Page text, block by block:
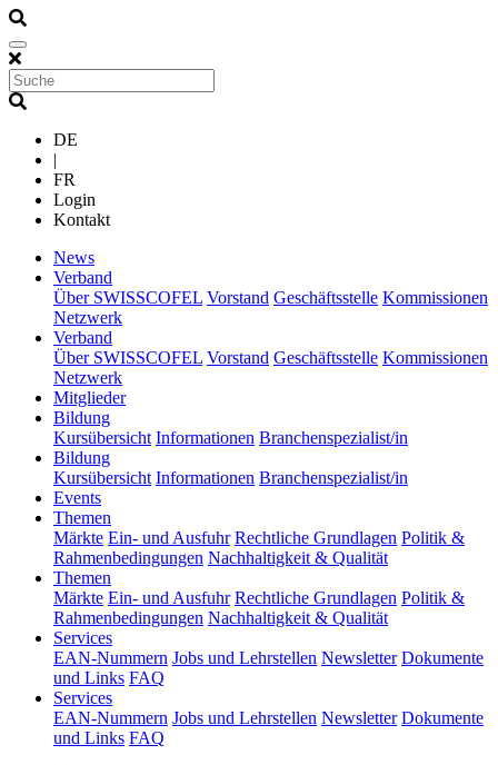
DE
|
FR
Login
Kontakt
News(current)
Verband
Über SWISSCOFEL Vorstand Geschäftsstelle Kommissionen
Netzwerk
Verband
Über SWISSCOFEL Vorstand Geschäftsstelle Kommissionen
Netzwerk
Mitglieder(current)
Bildung(current)
Kursübersicht Informationen Branchenspezialist/in
Bildung(current)
Kursübersicht Informationen Branchenspezialist/in
Events(current)
Themen
Märkte Ein- und Ausfuhr Rechtliche Grundlagen Politik &
Rahmenbedingungen Nachhaltigkeit & Qualität
Themen
Märkte Ein- und Ausfuhr Rechtliche Grundlagen Politik &
Rahmenbedingungen Nachhaltigkeit & Qualität
Services(current)
EAN-Nummern Jobs und Lehrstellen Newsletter Dokumente
und Links FAQ
Services(current)
EAN-Nummern Jobs und Lehrstellen Newsletter Dokumente
und Links FAQ